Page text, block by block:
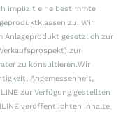
implizit eine bestimmte
zu. Wir
Anlageprodukt gesetzlich zur
zur
zu konsultieren.Wir
Angemessenheit,
zur Verfügung gestellten
veröffentlichten Inhalte